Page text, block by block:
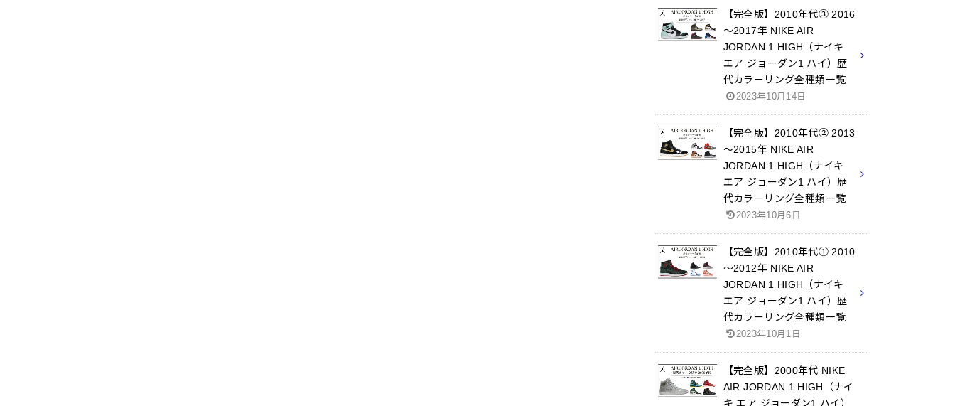
【完全版】2010年代③ 2016
～2017年 NIKE AIR
JORDAN 1 HIGH（ナイキ
エア ジョーダン1 ハイ）歴
代カラーリング全種類一覧
2023年10月14日
【完全版】2010年代② 2013
～2015年 NIKE AIR
JORDAN 1 HIGH（ナイキ
エア ジョーダン1 ハイ）歴
代カラーリング全種類一覧
2023年10月6日
【完全版】2010年代① 2010
～2012年 NIKE AIR
JORDAN 1 HIGH（ナイキ
エア ジョーダン1 ハイ）歴
代カラーリング全種類一覧
2023年10月1日
【完全版】2000年代 NIKE
AIR JORDAN 1 HIGH（ナイ
キ エア ジョーダン1 ハイ）